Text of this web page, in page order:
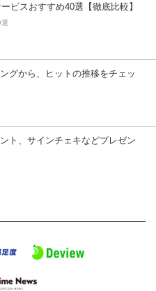
ビスおすすめ40選【徹底比較】
グから、ヒットの推移をチェッ
ト、サインチェキなどプレゼン